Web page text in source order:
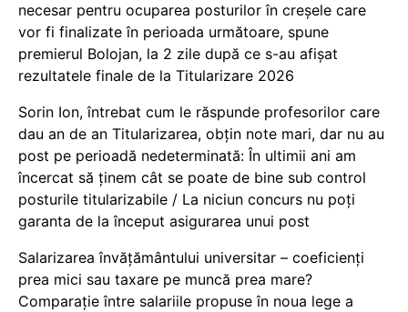
necesar pentru ocuparea posturilor în creșele care
vor fi finalizate în perioada următoare, spune
premierul Bolojan, la 2 zile după ce s-au afișat
rezultatele finale de la Titularizare 2026
Sorin Ion, întrebat cum le răspunde profesorilor care
dau an de an Titularizarea, obțin note mari, dar nu au
post pe perioadă nedeterminată: În ultimii ani am
încercat să ținem cât se poate de bine sub control
posturile titularizabile / La niciun concurs nu poți
garanta de la început asigurarea unui post
Salarizarea învățământului universitar – coeficienți
prea mici sau taxare pe muncă prea mare?
Comparație între salariile propuse în noua lege a